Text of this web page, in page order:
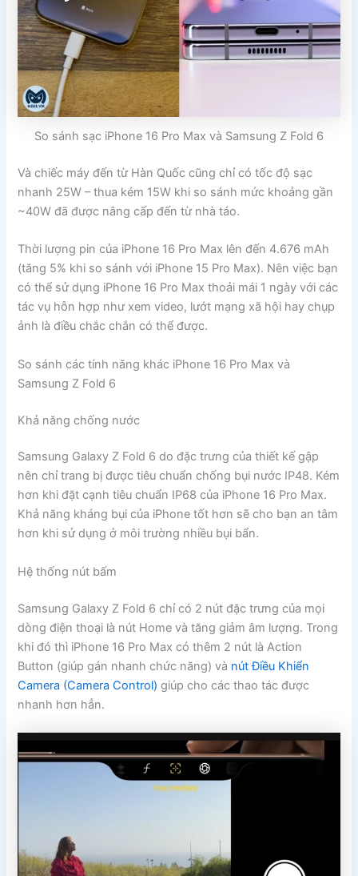
So sánh sạc iPhone 16 Pro Max và Samsung Z Fold 6
Và chiếc máy đến từ Hàn Quốc cũng chỉ có tốc độ sạc
nhanh 25W – thua kém 15W khi so sánh mức khoảng gần
~40W đã được nâng cấp đến từ nhà táo.
Thời lượng pin của iPhone 16 Pro Max lên đến 4.676 mAh
(tăng 5% khi so sánh với iPhone 15 Pro Max). Nên việc bạn
có thể sử dụng iPhone 16 Pro Max thoải mái 1 ngày với các
tác vụ hỗn hợp như xem video, lướt mạng xã hội hay chụp
ảnh là điều chắc chắn có thể được.
So sánh các tính năng khác iPhone 16 Pro Max và
Samsung Z Fold 6
Khả năng chống nước
Samsung Galaxy Z Fold 6 do đặc trưng của thiết kế gập
nên chỉ trang bị được tiêu chuẩn chống bụi nước IP48. Kém
hơn khi đặt cạnh tiêu chuẩn IP68 của iPhone 16 Pro Max.
Khả năng kháng bụi của iPhone tốt hơn sẽ cho bạn an tâm
hơn khi sử dụng ở môi trường nhiều bụi bẩn.
Hệ thống nút bấm
Samsung Galaxy Z Fold 6 chỉ có 2 nút đặc trưng của mọi
dòng điện thoại là nút Home và tăng giảm âm lượng. Trong
khi đó thì iPhone 16 Pro Max có thêm 2 nút là Action
Button (giúp gán nhanh chức năng) và nút Điều Khiển
Camera (Camera Control) giúp cho các thao tác được
nhanh hơn hẳn.